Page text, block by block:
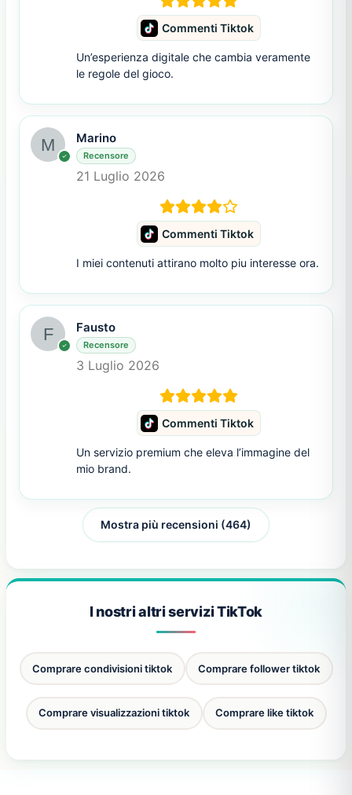
Commenti Tiktok
Un’esperienza digitale che cambia veramente
le regole del gioco.
Marino
Recensore
21 Luglio 2026
Commenti Tiktok
I miei contenuti attirano molto piu interesse ora.
Fausto
Recensore
3 Luglio 2026
Commenti Tiktok
Un servizio premium che eleva l’immagine del
mio brand.
Mostra più recensioni (464)
I nostri altri servizi TikTok
Comprare condivisioni tiktok Comprare follower tiktok
Comprare visualizzazioni tiktok Comprare like tiktok